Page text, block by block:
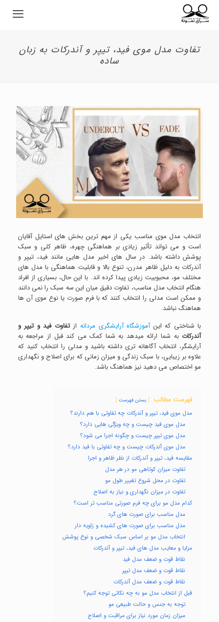
تفاوت مدل موی فید، تیپر و آندرکات به زبان
ساده
انتخاب مدل موی مناسب یکی از مهم ترین بخش های استایل آقایان
است و می تواند تأثیر زیادی بر هماهنگی چهره، ظاهر کلی و سبک
پوشش داشته باشد. در سال های اخیر مدل هایی مانند فید، تیپر و
آندرکات به دلیل ظاهر مدرن، تنوع بالا و قابلیت هماهنگی با مدل های
مختلف مو، محبوبیت زیادی پیدا کرده اند. با این حال، بسیاری از افراد
هنگام انتخاب مدل مناسب، تفاوت دقیق میان این سه سبک را نمی دانند
و ممکن است مدلی را انتخاب کنند که با فرم صورت یا نوع موی آن ها
هماهنگ نباشد.
با شناختی که اینآموزشگاه آرایشگری مردانهازتفاوت فید و تیپر و
آندرکاتبه شما ارائه میدهد به شما کمک می کند قبل از مراجعه به
آرایشگر، انتخاب آگاهانه تری داشته باشید و مدلی را انتخاب کنید که
علاوه بر زیبایی، با سبک زندگی و میزان زمانی که برای اصلاح و نگهداری
مو اختصاص می دهید نیز هماهنگ باشد.
فهرست مطالب بستن فهرست
مدل موی فید، تیپر و آندرکات چه تفاوتی با هم دارند؟
مدل موی فید چیست و چه ویژگی هایی دارد؟
مدل موی تیپر چیست و چگونه اجرا می شود؟
مدل موی آندرکات چیست و چه تفاوتی با فید دارد؟
مقایسه فید، تیپر و آندرکات از نظر ظاهر و اجرا
تفاوت میزان کوتاهی مو در هر مدل
تفاوت در محل شروع تغییر طول مو
تفاوت در میزان نگهداری و نیاز به اصلاح
کدام مدل مو برای چه فرم صورتی مناسب تر است؟
مدل مناسب برای صورت های گرد
مدل مناسب برای صورت های کشیده و زاویه دار
انتخاب مدل مو بر اساس سبک شخصی و نوع پوشش
مزایا و معایب مدل های فید، تیپر و آندرکات
نقاط قوت و ضعف مدل فید
نقاط قوت و ضعف مدل تیپر
نقاط قوت و ضعف مدل آندرکات
قبل از انتخاب مدل مو به چه نکاتی توجه کنیم؟
توجه به جنس و حالت طبیعی مو
میزان زمان مورد نیاز برای مراقبت و اصلاح